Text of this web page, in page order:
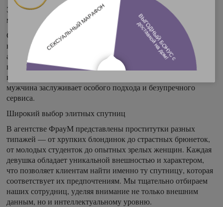
Элитные проститутки Санкт-Петербурга для искушенных
мужчин!
Современный ритм жизни в Санкт-Петербурге требует
качественного отдыха и восстановления сил. Наше
агентство предлагает элитных проституток, способных
подарить незабываемые впечатления и помочь отвлечься от
повседневных забот. Мы понимаем, что каждый успешный
мужчина заслуживает особого подхода и безупречного
сервиса.
Широкий выбор элитных спутниц
В агентстве ФрауМ представлены проститутки разных
типажей — от хрупких блондинок до страстных брюнеток,
от молодых студенток до опытных зрелых женщин. Каждая
девушка обладает уникальной внешностью и характером,
что позволяет клиентам найти именно ту спутницу, которая
соответствует их предпочтениям. Мы тщательно отбираем
наших сотрудниц, уделяя внимание не только внешним
данным, но и интеллектуальному уровню.